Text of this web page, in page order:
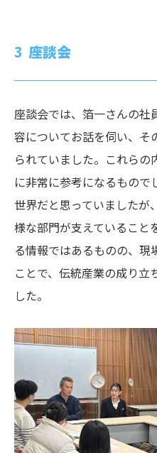
座談会
座談会では、箔一さんの社
容についてお話を伺い、そ
られていました。これら
に非常に参考になるもの
世界だと思っていましたが
様な部門が支えていること
る情報ではあるものの、現
ことで、伝統産業の成り立
した。